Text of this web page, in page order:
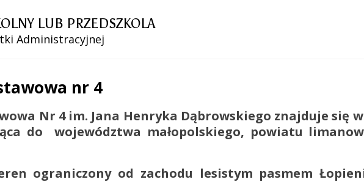
LUB PRZEDSZKOLA
Administracyjnej
nr 4
Nr 4 im. Jana Henryka Dąbrowskiego znajduje się
do województwa małopolskiego, powiatu
ograniczony od zachodu lesistym pasmem